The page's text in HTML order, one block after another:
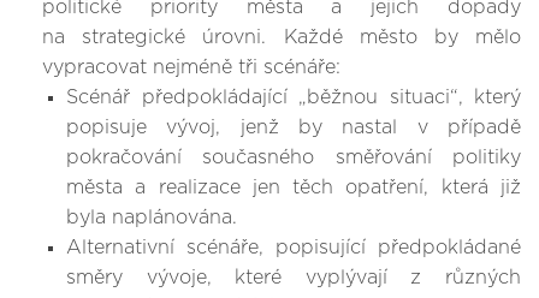
politické priority města a jejich dopady
na strategické úrovni. Každé město by mělo
vypracovat nejméně tři scénáře:
Scénář předpokládající „běžnou situaci“, který
popisuje vývoj, jenž by nastal v případě
pokračování současného směřování politiky
města a realizace jen těch opatření, která již
byla naplánována.
Alternativní scénáře, popisující předpokládané
směry vývoje, které vyplývají z různých